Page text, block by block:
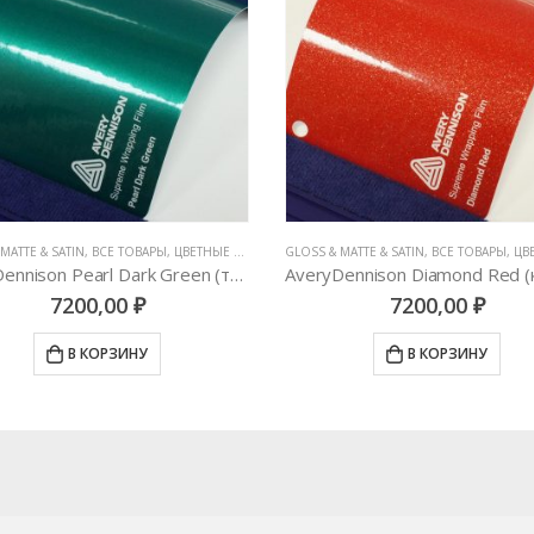
& SATIN, ВСЕ ТОВАРЫ, ЦВЕТНЫЕ ВИНИЛОВЫЕ ПЛЕНКИ
AveryDennison Diamond Red (красный металлик)
7200,00 ₽
В КОРЗИНУ
MATTE, АВТОВИНИЛ ORACAL (ГЕРМАНИЯ)
4000,00 ₽
В КОРЗИНУ